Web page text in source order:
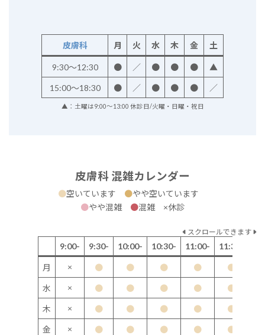
皮膚科 月 火 水 木 金 土
9:30～12:30 ● ／ ● ● ● ▲
15:00～18:30 ● ／ ● ● ● ／
▲：土曜は9:00～13:00 休診日/火曜・日曜・祝日
皮膚科 混雑カレンダー
●空いています ●やや空いています
●やや混雑 ●混雑 ×休診
スクロールできます
9:00- 9:30- 10:00- 10:30- 11:00- 11:30-
月 × ● ● ● ● ●
水 × ● ● ● ● ●
木 × ● ● ● ● ●
金 × ● ● ● ● ●